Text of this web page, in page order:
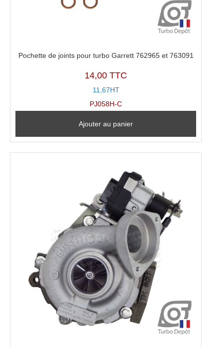
Pochette de joints pour turbo Garrett 762965 et 763091
14,00 TTC
11,67HT
PJ058H-C
Ajouter au panier